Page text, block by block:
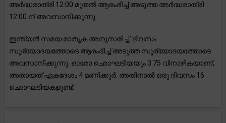
അർദ്ധരാത്രി 12:00 മുതൽ ആരംഭിച്ച് അടുത്ത അർദ്ധരാത്രി
12:00 ന് അവസാനിക്കുന്നു.
ഇന്ത്യൻ സമയ മാതൃക അനുസരിച്ച്, ദിവസം
സൂര്യോദയത്തോടെ ആരംഭിച്ച് അടുത്ത സൂര്യോദയത്തോടെ
അവസാനിക്കുന്നു. ഓരോ ഛൊഘടിയയും 3.75 വിനാഴികയാണ്,
അതായത് ഏകദേശം 4 മണിക്കൂർ. അതിനാൽ ഒരു ദിവസം 16
ഛൊഘടിയകളുണ്ട്.